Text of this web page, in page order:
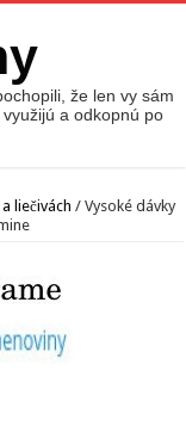
že len vy sám
a odkopnú po
liečivách / Vysoké dávky